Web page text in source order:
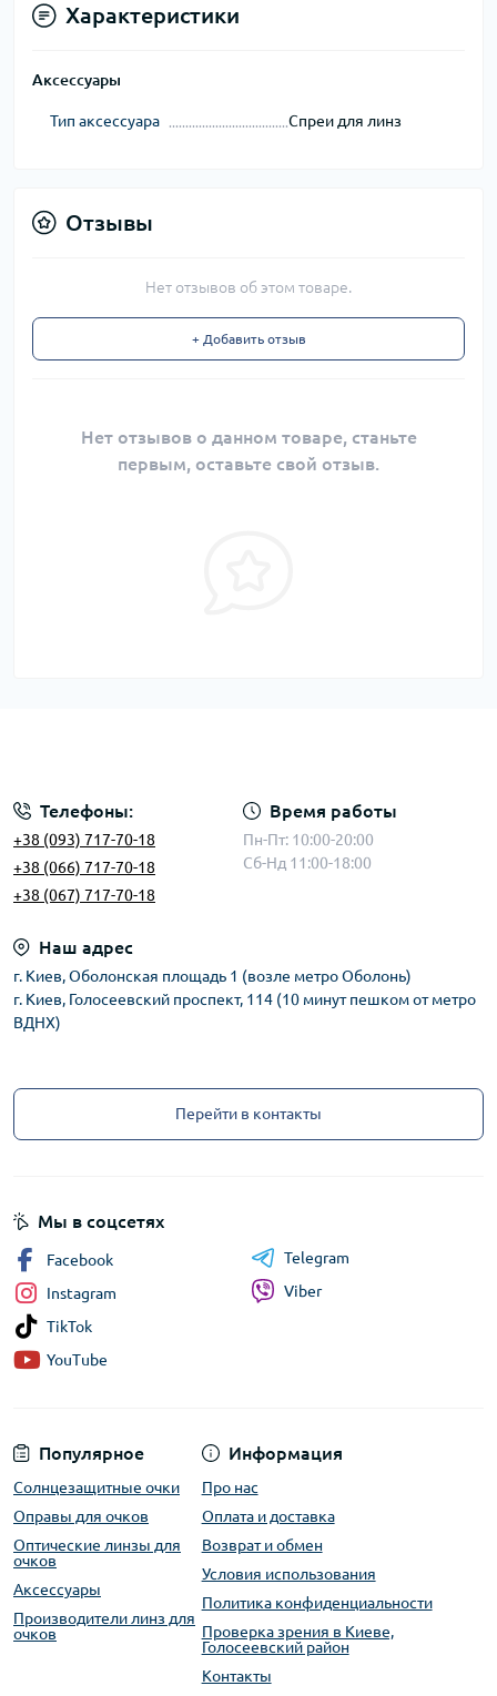
Характеристики
Аксессуары
Тип аксессуара Спреи для линз
Отзывы
Нет отзывов об этом товаре.
+ Добавить отзыв
Нет отзывов о данном товаре, станьте
первым, оставьте свой отзыв.
Телефоны:
+38 (093) 717-70-18
+38 (066) 717-70-18
+38 (067) 717-70-18
Время работы
Пн-Пт: 10:00-20:00
Сб-Нд 11:00-18:00
Наш адрес
г. Киев, Оболонская площадь 1 (возле метро Оболонь)
г. Киев, Голосеевский проспект, 114 (10 минут пешком от метро
ВДНХ)
Перейти в контакты
Популярное
Солнцезащитные очки
Оправы для очков
Оптические линзы для
очков
Аксессуары
Производители линз для
очков
Информация
Про нас
Оплата и доставка
Возврат и обмен
Условия использования
Политика конфиденциальности
Проверка зрения в Киеве,
Голосеевский район
Контакты
Мы в соцсетях
Facebook
Instagram
TikTok
YouTube
Telegram
Viber